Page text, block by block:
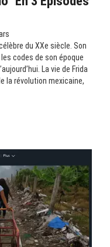
du XXe siècle. Son
codes de son époque
La vie de Frida
la révolution mexicaine,